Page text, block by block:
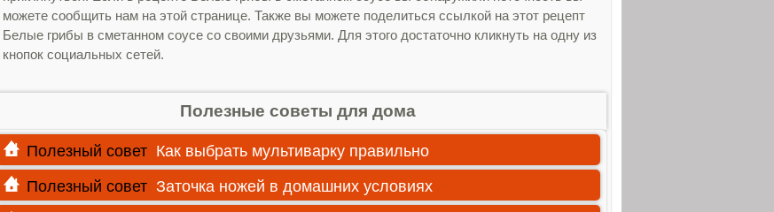
можете сообщить нам на этой странице. Также вы можете поделиться ссылкой на этот рецепт
Белые грибы в сметанном соусе со своими друзьями. Для этого достаточно кликнуть на одну из
кнопок социальных сетей.
Полезные советы для дома
Полезный совет Как выбрать мультиварку правильно
Полезный совет Заточка ножей в домашних условиях